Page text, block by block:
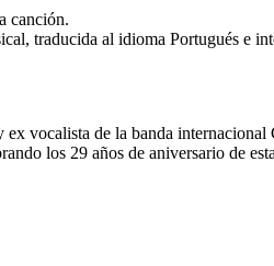
canción.
traducida al idioma Portugués e
vocalista de la banda internacional
los 29 años de aniversario de